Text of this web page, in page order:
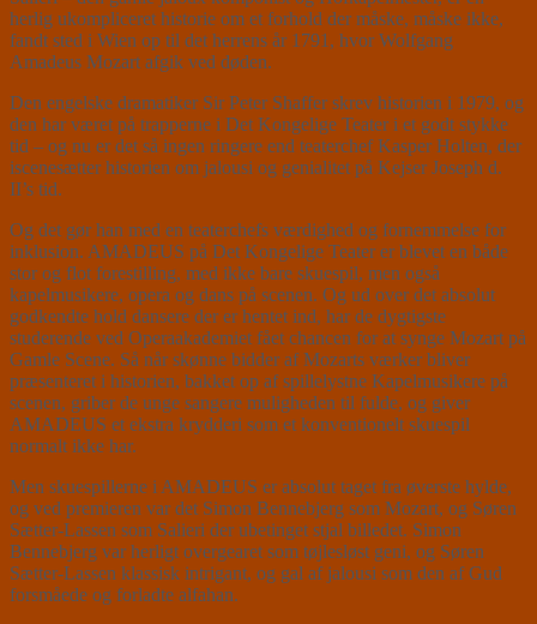
herlig ukompliceret historie om et forhold der måske, måske ikke,
fandt sted i Wien op til det herrens år 1791, hvor Wolfgang
Amadeus Mozart afgik ved døden.
Den engelske dramatiker Sir Peter Shaffer skrev historien i 1979, og
den har været på trapperne i Det Kongelige Teater i et godt stykke
tid – og nu er det så ingen ringere end teaterchef Kasper Holten, der
iscenesætter historien om jalousi og genialitet på Kejser Joseph d.
II’s tid.
Og det gør han med en teaterchefs værdighed og fornemmelse for
inklusion. AMADEUS på Det Kongelige Teater er blevet en både
stor og flot forestilling, med ikke bare skuespil, men også
kapelmusikere, opera og dans på scenen. Og ud over det absolut
godkendte hold dansere der er hentet ind, har de dygtigste
studerende ved Operaakademiet fået chancen for at synge Mozart på
Gamle Scene. Så når skønne bidder af Mozarts værker bliver
præsenteret i historien, bakket op af spillelystne Kapelmusikere på
scenen, griber de unge sangere muligheden til fulde, og giver
AMADEUS et ekstra krydderi som et konventionelt skuespil
normalt ikke har.
Men skuespillerne i AMADEUS er absolut taget fra øverste hylde,
og ved premieren var det Simon Bennebjerg som Mozart, og Søren
Sætter-Lassen som Salieri der ubetinget stjal billedet. Simon
Bennebjerg var herligt overgearet som tøjlesløst geni, og Søren
Sætter-Lassen klassisk intrigant, og gal af jalousi som den af Gud
forsmåede og forladte alfahan.